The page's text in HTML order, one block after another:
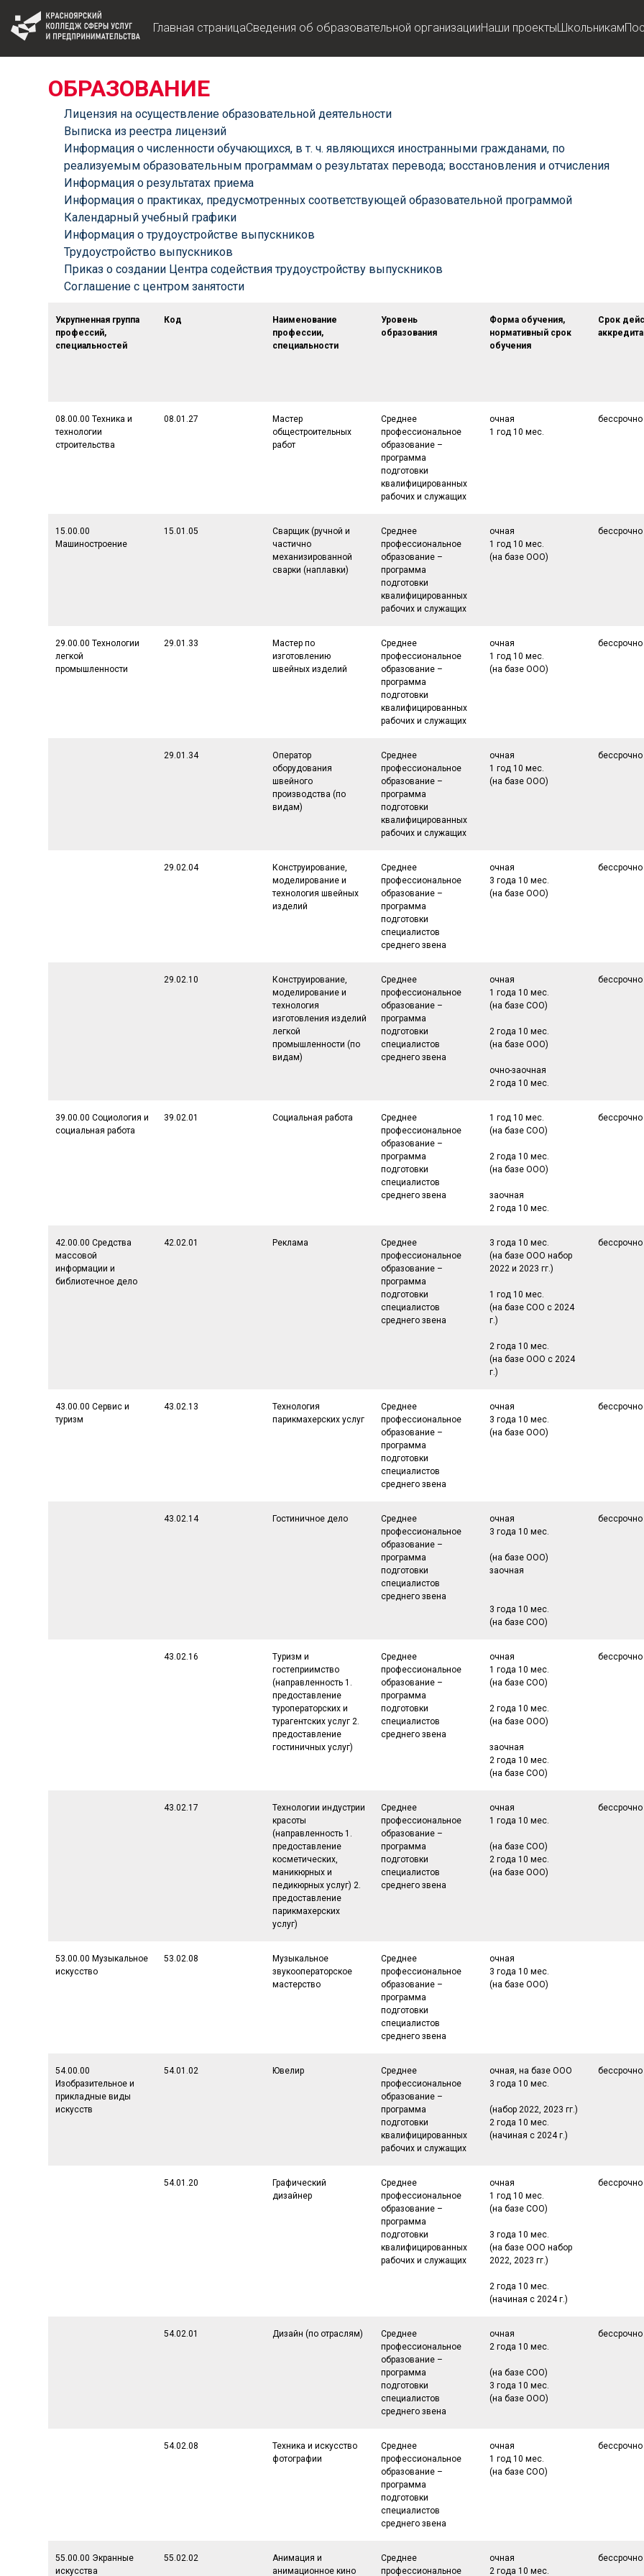
Главная страницаСведения об образовательной организацииНаши проектыШкольникам
ОБРАЗОВАНИЕ
Лицензия на осуществление образовательной деятельности
Выписка из реестра лицензий
Информация о численности обучающихся, в т. ч. являющихся иностранными гражданами, по
реализуемым образовательным программам о результатах перевода; восстановления и отчисления
Информация о результатах приема
Информация о практиках, предусмотренных соответствующей образовательной программой
Календарный учебный графики
Информация о трудоустройстве выпускников
Трудоустройство выпускников
Приказ о создании Центра содействия трудоустройству выпускников
Соглашение с центром занятости
Укрупненная группа
профессий,
специальностей
Код
Наименование
профессии,
специальности
Уровень
образования
Форма обучения,
нормативный срок
обучения
Срок
08.00.00 Техника и
технологии
строительства
08.01.27
Мастер
общестроительных
работ
Среднее
профессиональное
образование –
программа
подготовки
квалифицированных
рабочих и служащих
очная
1 год 10 мес.
бессрочно
15.00.00
Машиностроение
15.01.05
Сварщик (ручной и
частично
механизированной
сварки (наплавки)
Среднее
профессиональное
образование –
программа
подготовки
квалифицированных
рабочих и служащих
очная
1 год 10 мес.
(на базе ООО)
бессрочно
29.00.00 Технологии
легкой
промышленности
29.01.33
Мастер по
изготовлению
швейных изделий
Среднее
профессиональное
образование –
программа
подготовки
квалифицированных
рабочих и служащих
очная
1 год 10 мес.
(на базе ООО)
бессрочно
29.01.34
Оператор
оборудования
швейного
производства (по
видам)
Среднее
профессиональное
образование –
программа
подготовки
квалифицированных
рабочих и служащих
очная
1 год 10 мес.
(на базе ООО)
бессрочно
29.02.04
Конструирование,
моделирование и
технология швейных
изделий
Среднее
профессиональное
образование –
программа
подготовки
специалистов
среднего звена
очная
3 года 10 мес.
(на базе ООО)
бессрочно
29.02.10
Конструирование,
моделирование и
технология
изготовления изделий
легкой
промышленности (по
видам)
Среднее
профессиональное
образование –
программа
подготовки
специалистов
среднего звена
очная
1 года 10 мес.
(на базе СОО)
2 года 10 мес.
(на базе ООО)
очно-заочная
2 года 10 мес.
бессрочно
39.00.00 Социология и
социальная работа
39.02.01 Социальная работа
Среднее
профессиональное
образование –
программа
подготовки
специалистов
среднего звена
1 год 10 мес.
(на базе СОО)
2 года 10 мес.
(на базе ООО)
заочная
2 года 10 мес.
бессрочно
42.00.00 Средства
массовой
информации и
библиотечное дело
42.02.01 Реклама
Среднее
профессиональное
образование –
программа
подготовки
специалистов
среднего звена
3 года 10 мес.
(на базе ООО набор
2022 и 2023 гг.)
1 год 10 мес.
(на базе СОО с 2024
г.)
2 года 10 мес.
(на базе ООО с 2024
г.)
бессрочно
43.00.00 Сервис и
туризм
43.02.13
Технология
парикмахерских услуг
Среднее
профессиональное
образование –
программа
подготовки
специалистов
среднего звена
очная
3 года 10 мес.
(на базе ООО)
бессрочно
43.02.14 Гостиничное дело
Среднее
профессиональное
образование –
программа
подготовки
специалистов
среднего звена
очная
3 года 10 мес.
(на базе ООО)
заочная
3 года 10 мес.
(на базе СОО)
бессрочно
43.02.16
Туризм и
гостеприимство
(направленность 1.
предоставление
туроператорских и
турагентских услуг 2.
предоставление
гостиничных услуг)
Среднее
профессиональное
образование –
программа
подготовки
специалистов
среднего звена
очная
1 года 10 мес.
(на базе СОО)
2 года 10 мес.
(на базе ООО)
заочная
2 года 10 мес.
(на базе СОО)
бессрочно
43.02.17
Технологии индустрии
красоты
(направленность 1.
предоставление
косметических,
маникюрных и
педикюрных услуг) 2.
предоставление
парикмахерских
услуг)
Среднее
профессиональное
образование –
программа
подготовки
специалистов
среднего звена
очная
1 года 10 мес.
(на базе СОО)
2 года 10 мес.
(на базе ООО)
бессрочно
53.00.00 Музыкальное
искусство
53.02.08
Музыкальное
звукооператорское
мастерство
Среднее
профессиональное
образование –
программа
подготовки
специалистов
среднего звена
очная
3 года 10 мес.
(на базе ООО)
54.00.00
Изобразительное и
прикладные виды
искусств
54.01.02 Ювелир
Среднее
профессиональное
образование –
программа
подготовки
квалифицированных
рабочих и служащих
очная, на базе ООО
3 года 10 мес.
(набор 2022, 2023 гг.)
2 года 10 мес.
(начиная с 2024 г.)
бессрочно
54.01.20
Графический
дизайнер
Среднее
профессиональное
образование –
программа
подготовки
квалифицированных
рабочих и служащих
очная
1 год 10 мес.
(на базе СОО)
3 года 10 мес.
(на базе ООО набор
2022, 2023 гг.)
2 года 10 мес.
(начиная с 2024 г.)
бессрочно
54.02.01 Дизайн (по отраслям)
Среднее
профессиональное
образование –
программа
подготовки
специалистов
среднего звена
очная
2 года 10 мес.
(на базе СОО)
3 года 10 мес.
(на базе ООО)
бессрочно
54.02.08
Техника и искусство
фотографии
Среднее
профессиональное
образование –
программа
подготовки
специалистов
среднего звена
очная
1 год 10 мес.
(на базе СОО)
бессрочно
55.00.00 Экранные
искусства
55.02.02
Анимация и
анимационное кино
Среднее
профессиональное
очная
2 года 10 мес.
бессрочно